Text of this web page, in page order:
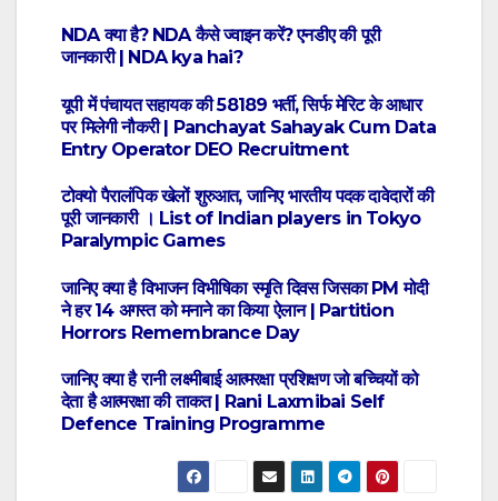
NDA क्या है? NDA कैसे ज्वाइन करें? एनडीए की पूरी
जानकारी | NDA kya hai?
यूपी में पंचायत सहायक की 58189 भर्ती, सिर्फ मेरिट के आधार
पर मिलेगी नौकरी | Panchayat Sahayak Cum Data
Entry Operator DEO Recruitment
टोक्यो पैरालंपिक खेलों शुरुआत, जानिए भारतीय पदक दावेदारों की
पूरी जानकारी । List of Indian players in Tokyo
Paralympic Games
जानिए क्या है विभाजन विभीषिका स्मृति दिवस जिसका PM मोदी
ने हर 14 अगस्त को मनाने का किया ऐलान | Partition
Horrors Remembrance Day
जानिए क्या है रानी लक्ष्मीबाई आत्मरक्षा प्रशिक्षण जो बच्चियों को
देता है आत्मरक्षा की ताकत | Rani Laxmibai Self
Defence Training Programme